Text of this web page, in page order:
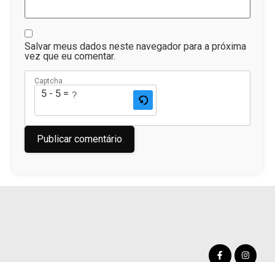
Salvar meus dados neste navegador para a próxima
vez que eu comentar.
Captcha
5 - 5 = ?